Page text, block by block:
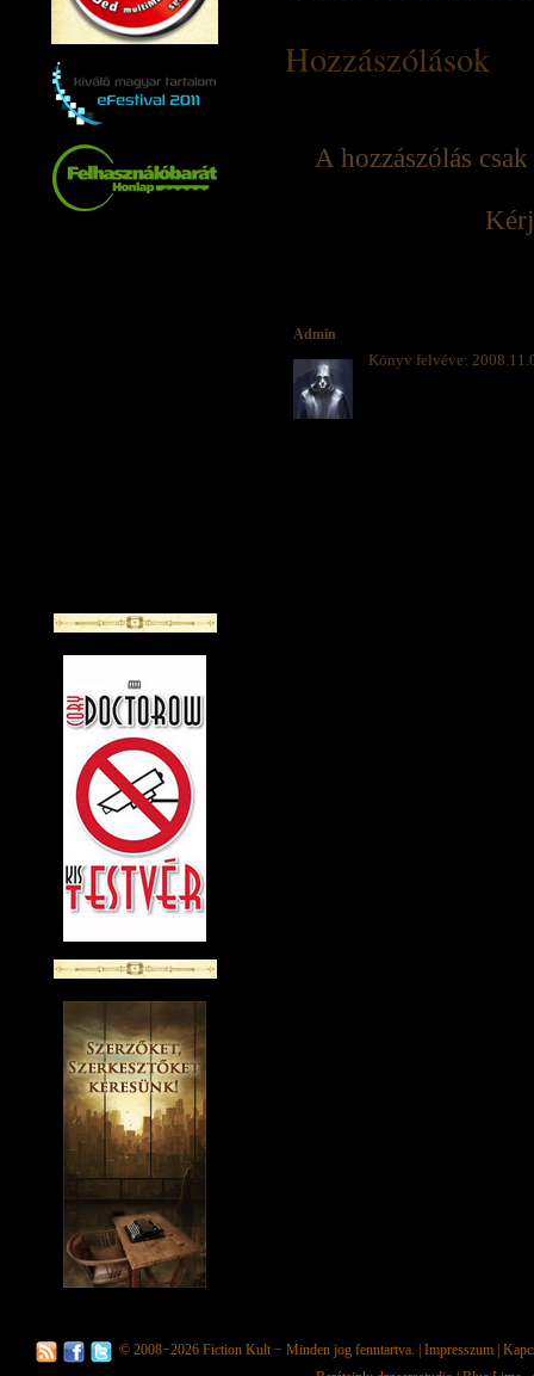
Hozzászólások
A hozzászólás
Admin
Könyv felvéve:
© 2008−2026 Fiction Kult − Minden jog fenntartva. | Impresszum